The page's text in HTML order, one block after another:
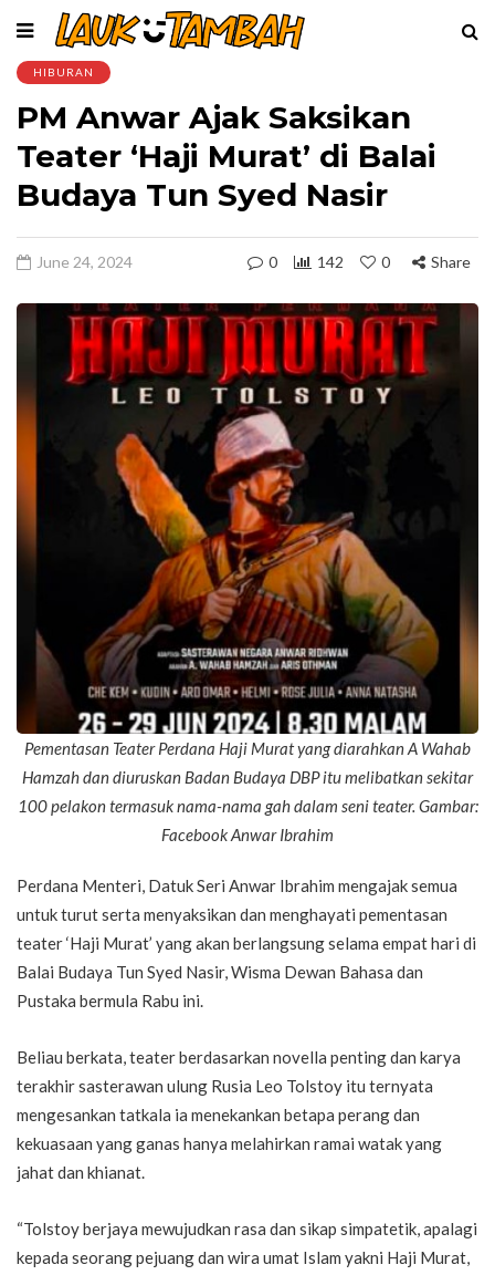
HIBURAN
PM Anwar Ajak Saksikan
Teater ‘Haji Murat’ di Balai
Budaya Tun Syed Nasir
June 24, 2024 0 142 0 Share
Pementasan Teater Perdana Haji Murat yang diarahkan A Wahab
Hamzah dan diuruskan Badan Budaya DBP itu melibatkan sekitar
100 pelakon termasuk nama-nama gah dalam seni teater. Gambar:
Facebook Anwar Ibrahim
Perdana Menteri, Datuk Seri Anwar Ibrahim mengajak semua
untuk turut serta menyaksikan dan menghayati pementasan
teater ‘Haji Murat’ yang akan berlangsung selama empat hari di
Balai Budaya Tun Syed Nasir, Wisma Dewan Bahasa dan
Pustaka bermula Rabu ini.
Beliau berkata, teater berdasarkan novella penting dan karya
terakhir sasterawan ulung Rusia Leo Tolstoy itu ternyata
mengesankan tatkala ia menekankan betapa perang dan
kekuasaan yang ganas hanya melahirkan ramai watak yang
jahat dan khianat.
“Tolstoy berjaya mewujudkan rasa dan sikap simpatetik, apalagi
kepada seorang pejuang dan wira umat Islam yakni Haji Murat,